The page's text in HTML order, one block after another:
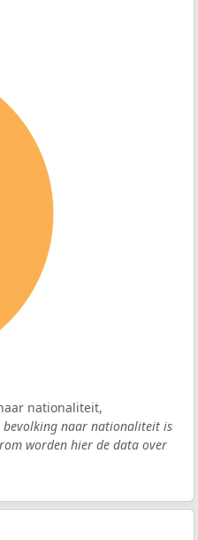
nationaliteit,
bevolking naar nationaliteit is
worden hier de data over